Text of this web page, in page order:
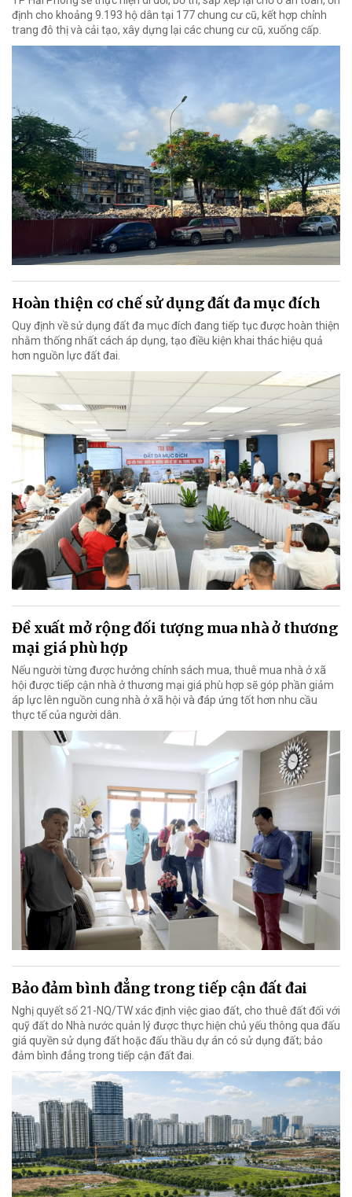
định cho khoảng 9.193 hộ dân tại 177 chung cư cũ, kết hợp chỉnh
trang đô thị và cải tạo, xây dựng lại các chung cư cũ, xuống cấp.
Hoàn thiện cơ chế sử dụng đất đa mục đích
Quy định về sử dụng đất đa mục đích đang tiếp tục được hoàn thiện
nhằm thống nhất cách áp dụng, tạo điều kiện khai thác hiệu quả
hơn nguồn lực đất đai.
Đề xuất mở rộng đối tượng mua nhà ở thương
mại giá phù hợp
Nếu người từng được hưởng chính sách mua, thuê mua nhà ở xã
hội được tiếp cận nhà ở thương mại giá phù hợp sẽ góp phần giảm
áp lực lên nguồn cung nhà ở xã hội và đáp ứng tốt hơn nhu cầu
thực tế của người dân.
Bảo đảm bình đẳng trong tiếp cận đất đai
Nghị quyết số 21-NQ/TW xác định việc giao đất, cho thuê đất đối với
quỹ đất do Nhà nước quản lý được thực hiện chủ yếu thông qua đấu
giá quyền sử dụng đất hoặc đấu thầu dự án có sử dụng đất; bảo
đảm bình đẳng trong tiếp cận đất đai.